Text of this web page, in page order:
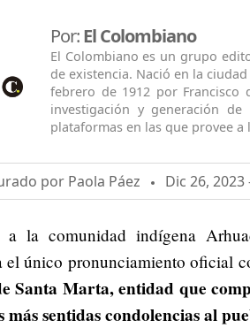
Por:El Colombiano
El Colombiano es un grupo
de existencia. Nació en la
febrero de 1912 por Francisco
investigación y generación
plataformas en las que provee
por Paola Páez Dic 26, 2023
a la comunidad indígena
el único pronunciamiento oficial
Santa Marta, entidad que
más sentidas condolencias al